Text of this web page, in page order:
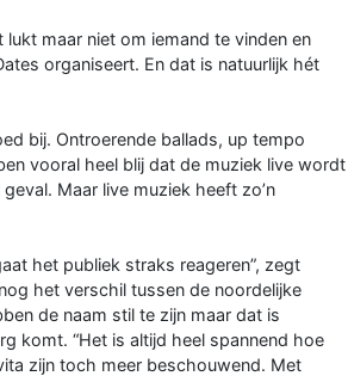
lukt maar niet om iemand te vinden en
organiseert. En dat is natuurlijk hét
bij. Ontroerende ballads, up tempo
vooral heel blij dat de muziek live wordt
Maar live muziek heeft zo’n
het publiek straks reageren”, zegt
het verschil tussen de noordelijke
de naam stil te zijn maar dat is
komt. “Het is altijd heel spannend hoe
zijn toch meer beschouwend. Met